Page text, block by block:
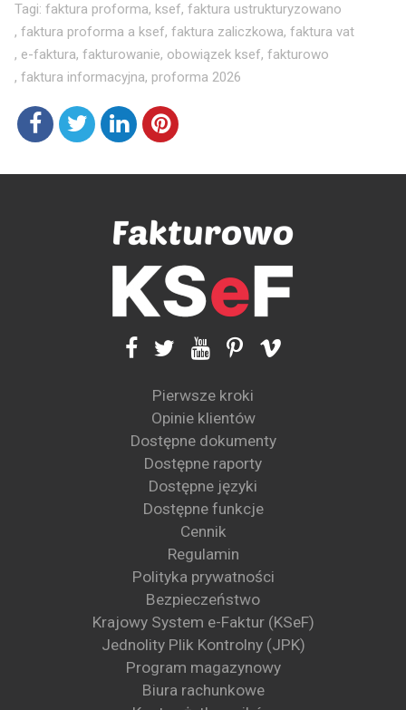
Tagi: faktura proforma, ksef, faktura ustrukturyzowano
, faktura proforma a ksef, faktura zaliczkowa, faktura vat
, e-faktura, fakturowanie, obowiązek ksef, fakturowo
, faktura informacyjna, proforma 2026
Pierwsze kroki
Opinie klientów
Dostępne dokumenty
Dostępne raporty
Dostępne języki
Dostępne funkcje
Cennik
Regulamin
Polityka prywatności
Bezpieczeństwo
Krajowy System e-Faktur (KSeF)
Jednolity Plik Kontrolny (JPK)
Program magazynowy
Biura rachunkowe